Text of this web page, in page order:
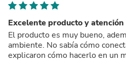
Excelente producto y
El producto es muy bueno,
ambiente. No sabía cómo
explicaron cómo hacerlo en un